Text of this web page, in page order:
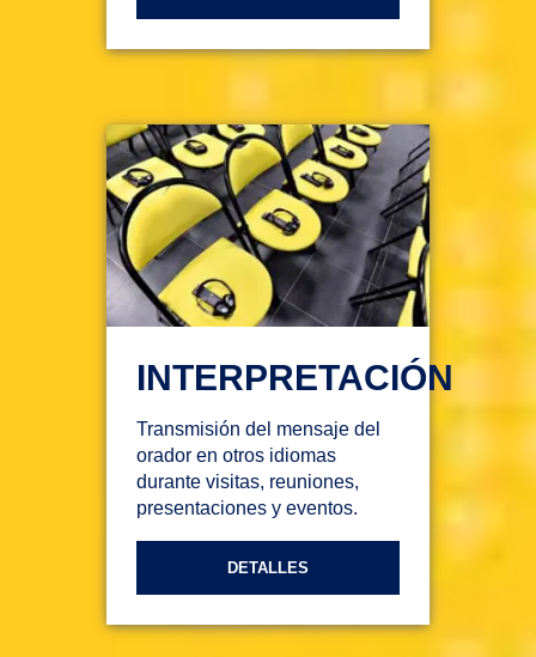
INTERPRETACIÓN
Transmisión del mensaje del
orador en otros idiomas
durante visitas, reuniones,
presentaciones y eventos.
DETALLES